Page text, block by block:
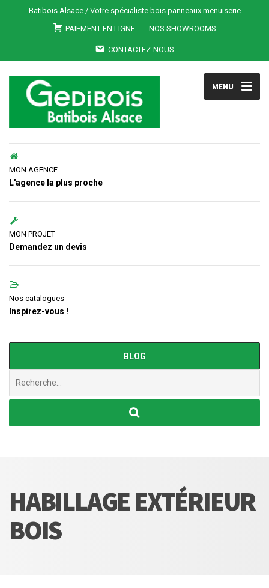
Batibois Alsace / Votre spécialiste bois panneaux menuiserie
PAIEMENT EN LIGNE
NOS SHOWROOMS
CONTACTEZ-NOUS
MENU
MON AGENCE
L'agence la plus proche
MON PROJET
Demandez un devis
Nos catalogues
Inspirez-vous !
BLOG
HABILLAGE EXTÉRIEUR
BOIS